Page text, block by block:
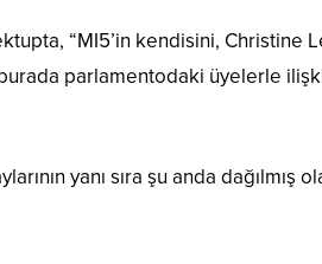
“MI5’in kendisini, Christine
parlamentodaki üyelerle
yanı sıra şu anda dağılmış